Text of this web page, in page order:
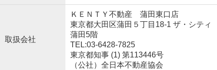
取扱会社
ＫＥＮＴＹ不動産 蒲田東口店
東京都大田区蒲田５丁目18-1 ザ・シティ
蒲田5階
TEL:03-6428-7825
東京都知事 (1) 第113446号
（公社）全日本不動産協会